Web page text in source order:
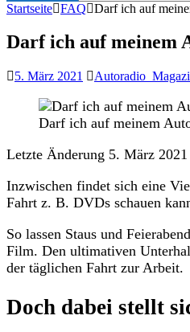
Startseite FAQ Darf ich auf
Darf ich auf meinem
5. März 2021
Darf ich auf meinem
Letzte Änderung 5. März
Inzwischen findet sich eine
Fahrt z. B. DVDs schauen
So lassen Staus und
Film. Den ultimativen
der täglichen Fahrt zur Arbeit.
Doch dabei stellt